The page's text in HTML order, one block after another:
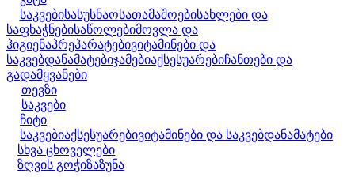
საკვებისასუსნაოსათამაშოებისახლები და
საფხაჭნებისაწოლებიმოვლა და
ჰიგიენაპრეპარატებივიტამინები და
საკვებდანამატებიჯამებიაქსესუარებიჩანთები და
გადამყვანები
თევზი
საკვები
ჩიტი
საკვებიაქსესუარებივიტამინები და საკვებდანამატები
სხვა ცხოველები
ზღვის გოჭიზაზუნა